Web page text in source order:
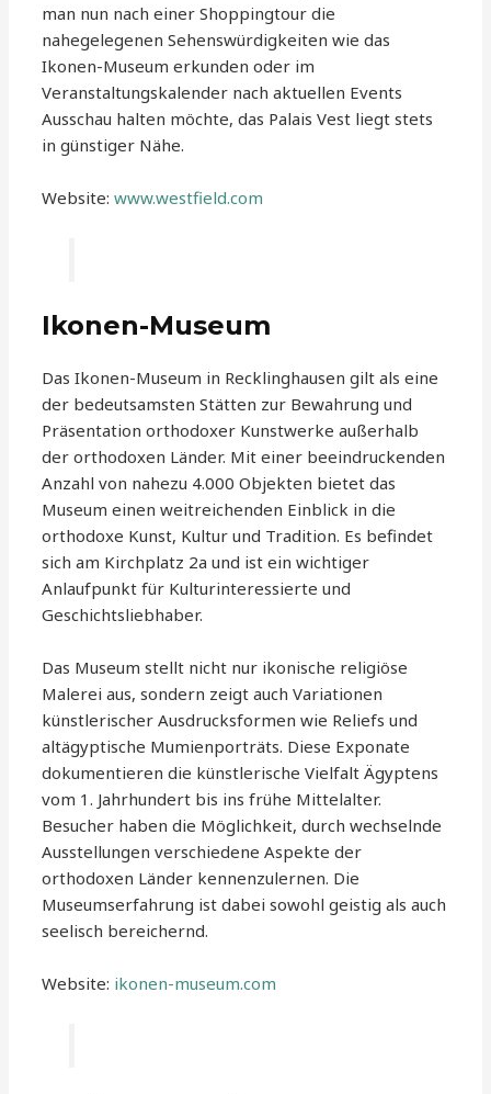
man nun nach einer Shoppingtour die
nahegelegenen Sehenswürdigkeiten wie das
Ikonen-Museum erkunden oder im
Veranstaltungskalender nach aktuellen Events
Ausschau halten möchte, das Palais Vest liegt stets
in günstiger Nähe.
Website:www.westfield.com
Ikonen-Museum
Das Ikonen-Museum in Recklinghausen gilt als eine
der bedeutsamsten Stätten zur Bewahrung und
Präsentation orthodoxer Kunstwerke außerhalb
der orthodoxen Länder. Mit einer beeindruckenden
Anzahl von nahezu 4.000 Objekten bietet das
Museum einen weitreichenden Einblick in die
orthodoxe Kunst, Kultur und Tradition. Es befindet
sich am Kirchplatz 2a und ist ein wichtiger
Anlaufpunkt für Kulturinteressierte und
Geschichtsliebhaber.
Das Museum stellt nicht nur ikonische religiöse
Malerei aus, sondern zeigt auch Variationen
künstlerischer Ausdrucksformen wie Reliefs und
altägyptische Mumienporträts. Diese Exponate
dokumentieren die künstlerische Vielfalt Ägyptens
vom 1. Jahrhundert bis ins frühe Mittelalter.
Besucher haben die Möglichkeit, durch wechselnde
Ausstellungen verschiedene Aspekte der
orthodoxen Länder kennenzulernen. Die
Museumserfahrung ist dabei sowohl geistig als auch
seelisch bereichernd.
Website: ikonen-museum.com